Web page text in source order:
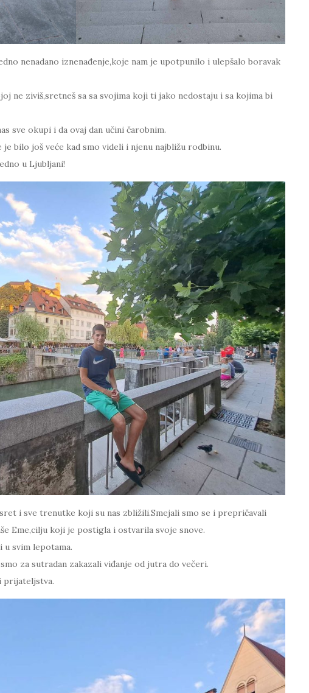
nenadano iznenađenje,koje nam je upotpunilo i ulepšalo boravak
ne ziviš,sretneš sa sa svojima koji ti jako nedostaju i sa kojima bi
sve okupi i da ovaj dan učini čarobnim.
bilo još veće kad smo videli i njenu najbližu rodbinu.
u Ljubljani!
i sve trenutke koji su nas zbližili.Smejali smo se i prepričavali
Eme,cilju koji je postigla i ostvarila svoje snove.
u svim lepotama.
za sutradan zakazali viđanje od jutra do večeri.
prijateljstva.